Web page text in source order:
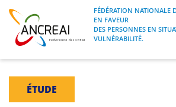
Skip
content
ANCREAI
FÉDÉRATION
FAVEUR DES
FÉDÉRATION NATIONALE
EN FAVEUR
DES PERSONNES EN
VULNÉRABILITÉ.
À propos
ÉTUDE